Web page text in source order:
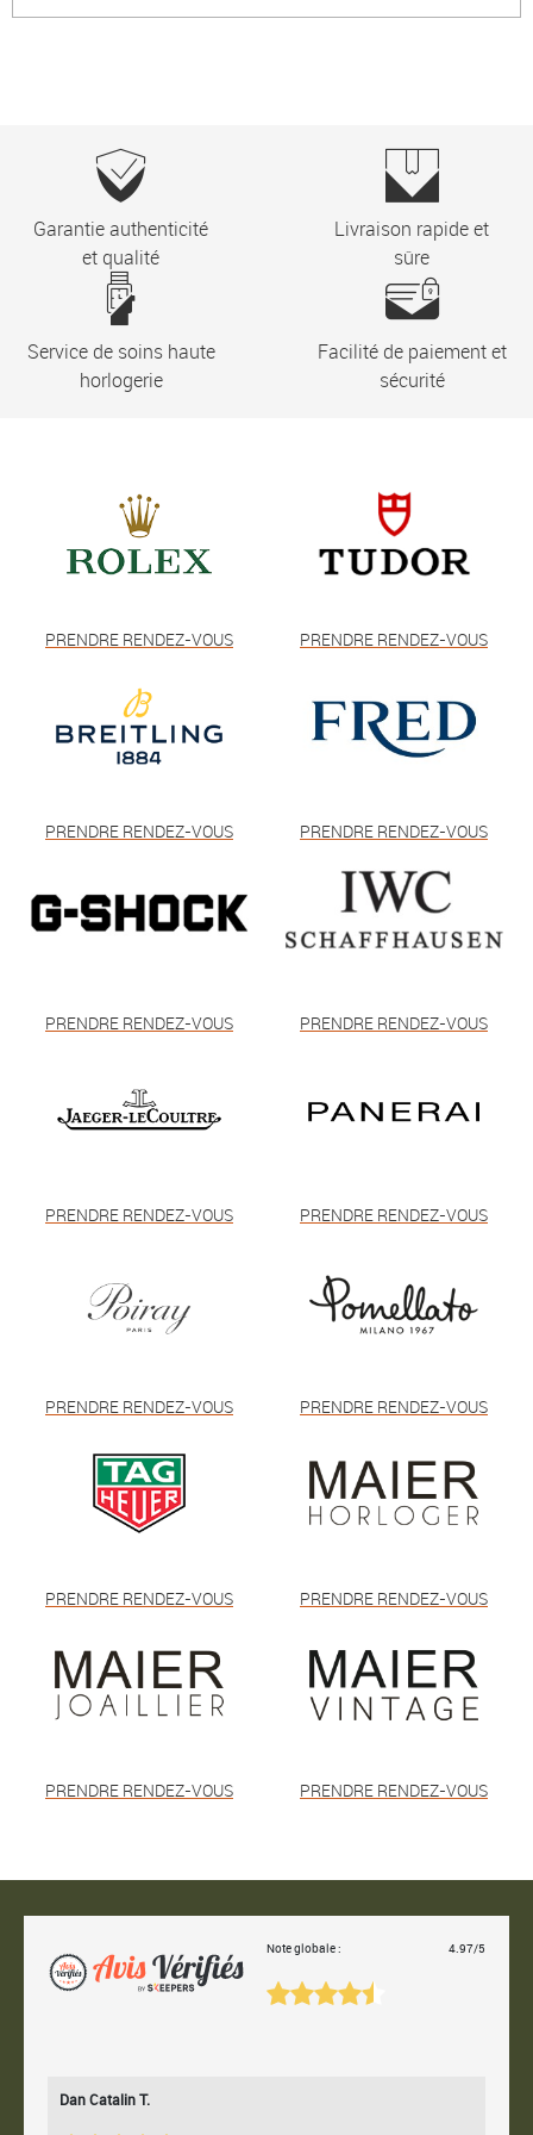
Garantie authenticité
et qualité
Livraison rapide et
sûre
Service de soins haute
horlogerie
Facilité de paiement et
sécurité
PRENDRE RENDEZ-VOUS PRENDRE RENDEZ-VOUS
PRENDRE RENDEZ-VOUS PRENDRE RENDEZ-VOUS
PRENDRE RENDEZ-VOUS PRENDRE RENDEZ-VOUS
PRENDRE RENDEZ-VOUS PRENDRE RENDEZ-VOUS
PRENDRE RENDEZ-VOUS PRENDRE RENDEZ-VOUS
PRENDRE RENDEZ-VOUS PRENDRE RENDEZ-VOUS
PRENDRE RENDEZ-VOUS PRENDRE RENDEZ-VOUS
Note globale : 4.97/5
Dan Catalin T.